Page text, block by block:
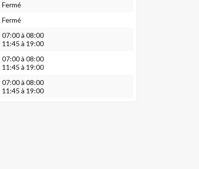
Fermé
Fermé
07:00 à 08:00
11:45 à 19:00
07:00 à 08:00
11:45 à 19:00
07:00 à 08:00
11:45 à 19:00